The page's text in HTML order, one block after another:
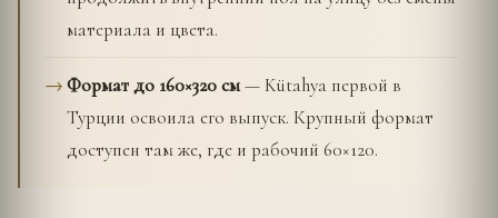
материала и цвета.
Формат до 160×320 см— Kütahya первой в
Турции освоила его выпуск. Крупный формат
доступен там же, где и рабочий 60×120.